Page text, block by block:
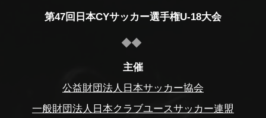
第47回日本CYサッカー選手権U-18大会
主催
公益財団法人日本サッカー協会
一般財団法人日本クラブユースサッカー連盟